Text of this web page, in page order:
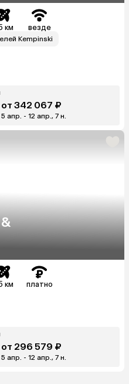
км везде
Kempinski
от 342 067 ₽
5 апр. - 12 апр., 7 н.
км платно
от 296 579 ₽
5 апр. - 12 апр., 7 н.